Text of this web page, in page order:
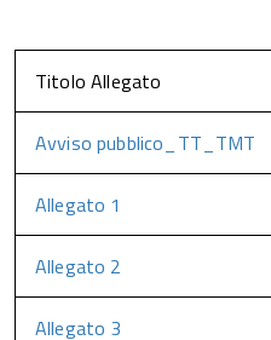
Titolo Allegato
Avviso pubblico_TT_TMT
Allegato 1
Allegato 2
Allegato 3